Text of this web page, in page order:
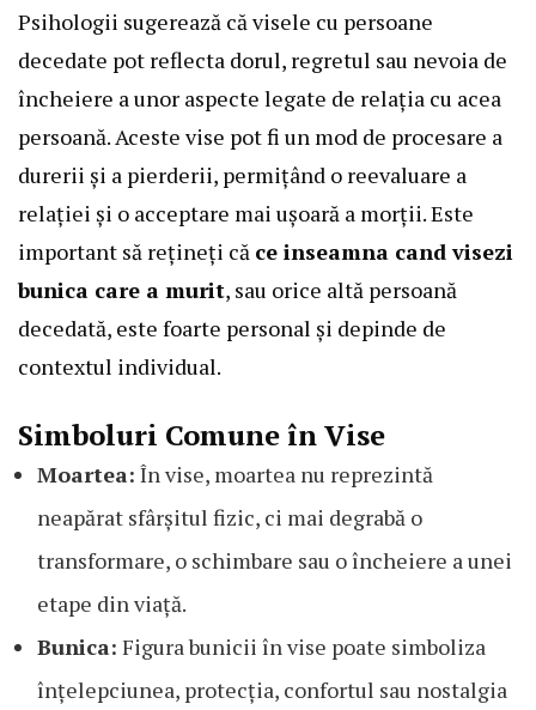
Psihologii sugerează că visele cu persoane
decedate pot reflecta dorul, regretul sau nevoia de
încheiere a unor aspecte legate de relația cu acea
persoană. Aceste vise pot fi un mod de procesare a
durerii și a pierderii, permițând o reevaluare a
relației și o acceptare mai ușoară a morții. Este
important să rețineți că ce inseamna cand visezi
bunica care a murit, sau orice altă persoană
decedată, este foarte personal și depinde de
contextul individual.
Simboluri Comune în Vise
Moartea: În vise, moartea nu reprezintă
neapărat sfârșitul fizic, ci mai degrabă o
transformare, o schimbare sau o încheiere a unei
etape din viață.
Bunica: Figura bunicii în vise poate simboliza
înțelepciunea, protecția, confortul sau nostalgia